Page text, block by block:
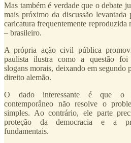
Mas também é verdade que o debate
mais próximo da discussão levantada
caricatura frequentemente
– brasileiro.
A própria ação civil pública
paulista ilustra como a questão foi
slogans morais, deixando em segundo
direito alemão.
O dado interessante é que o
contemporâneo não resolve o
simples. Ao contrário, ele parte
proteção da democracia e a
fundamentais.